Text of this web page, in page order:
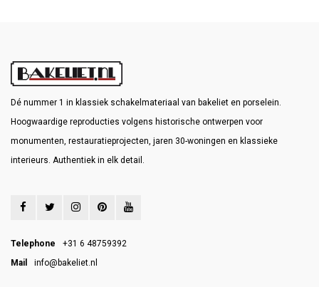
Dé nummer 1 in klassiek schakelmateriaal van bakeliet en porselein.
Hoogwaardige reproducties volgens historische ontwerpen voor
monumenten, restauratieprojecten, jaren 30-woningen en klassieke
interieurs. Authentiek in elk detail.
Telephone
+31 6 48759392
Mail
info@bakeliet.nl